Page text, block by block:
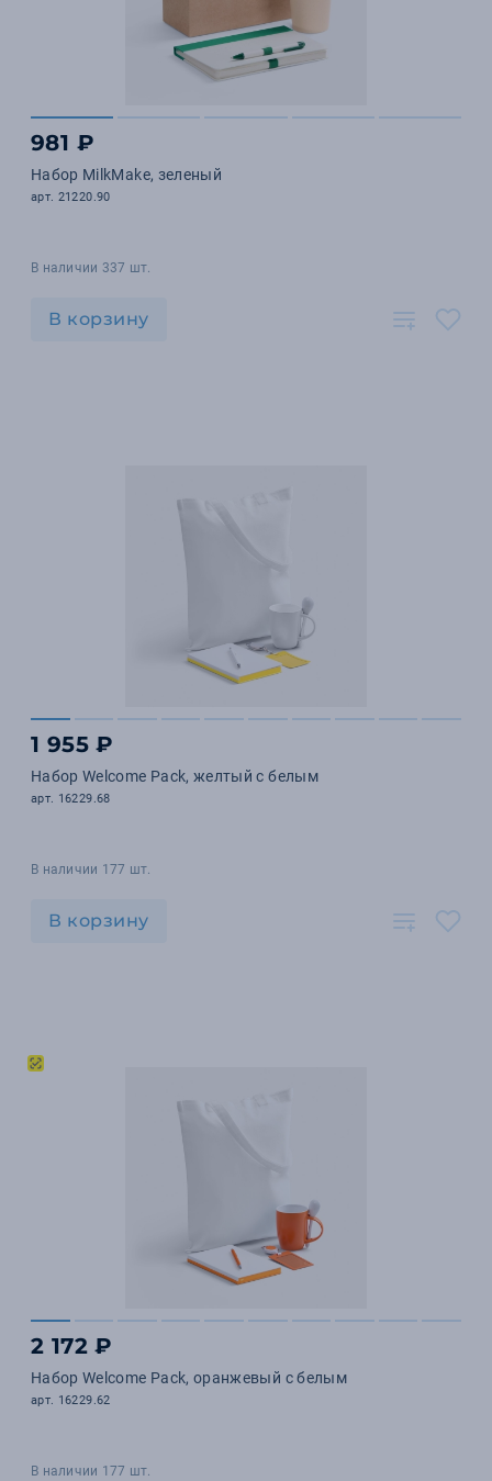
981 ₽
Набор MilkMake, зеленый
арт. 21220.90
В наличии 337 шт.
В корзину
1 955 ₽
Набор Welcome Pack, желтый с белым
арт. 16229.68
В наличии 177 шт.
В корзину
2 172 ₽
Набор Welcome Pack, оранжевый с белым
арт. 16229.62
В наличии 177 шт.